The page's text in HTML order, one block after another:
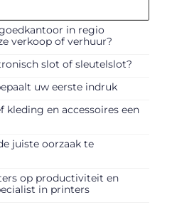
in regio
verkoop of verhuur?
slot of sleutelslot?
uw eerste indruk
kleding en accessoires een
juiste oorzaak te
op productiviteit en
in printers